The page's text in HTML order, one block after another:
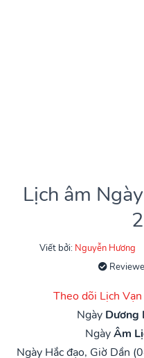
Lịch âm
Viết bởi: Nguyễn Hương
Theo dõi Lịch
Ngày Dương
NgàyÂm
Ngày Hắc đạo, Giờ Dần